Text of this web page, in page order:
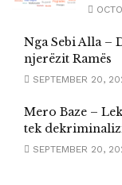
Nga Sebi Alla
njerëzit Ramës
SEPTEMBER 20,
Mero Baze –
tek
SEPTEMBER 20,